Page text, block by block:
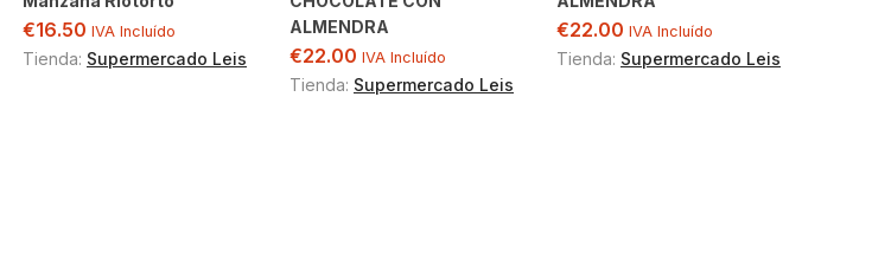
€16.50 IVA Incluído
Tienda: Supermercado Leis
ALMENDRA
€22.00 IVA Incluído
Tienda: Supermercado Leis
€22.00 IVA Incluído
Tienda: Supermercado Leis